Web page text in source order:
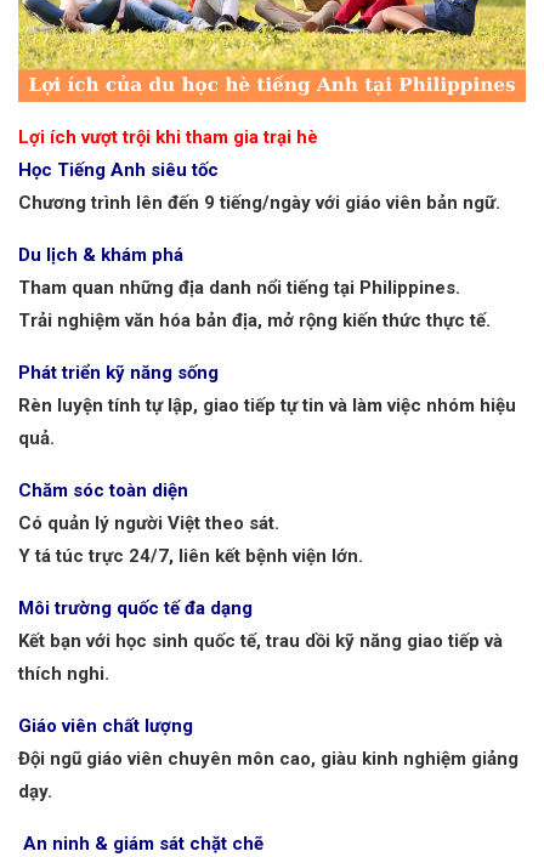
Lợi ích vượt trội khi tham gia trại hè
Học Tiếng Anh siêu tốc
Chương trình lên đến 9 tiếng/ngày với giáo viên bản ngữ.
Du lịch & khám phá
Tham quan những địa danh nổi tiếng tại Philippines.
Trải nghiệm văn hóa bản địa, mở rộng kiến thức thực tế.
Phát triển kỹ năng sống
Rèn luyện tính tự lập, giao tiếp tự tin và làm việc nhóm hiệu
quả.
Chăm sóc toàn diện
Có quản lý người Việt theo sát.
Y tá túc trực 24/7, liên kết bệnh viện lớn.
Môi trường quốc tế đa dạng
Kết bạn với học sinh quốc tế, trau dồi kỹ năng giao tiếp và
thích nghi.
Giáo viên chất lượng
Đội ngũ giáo viên chuyên môn cao, giàu kinh nghiệm giảng
dạy.
An ninh & giám sát chặt chẽ